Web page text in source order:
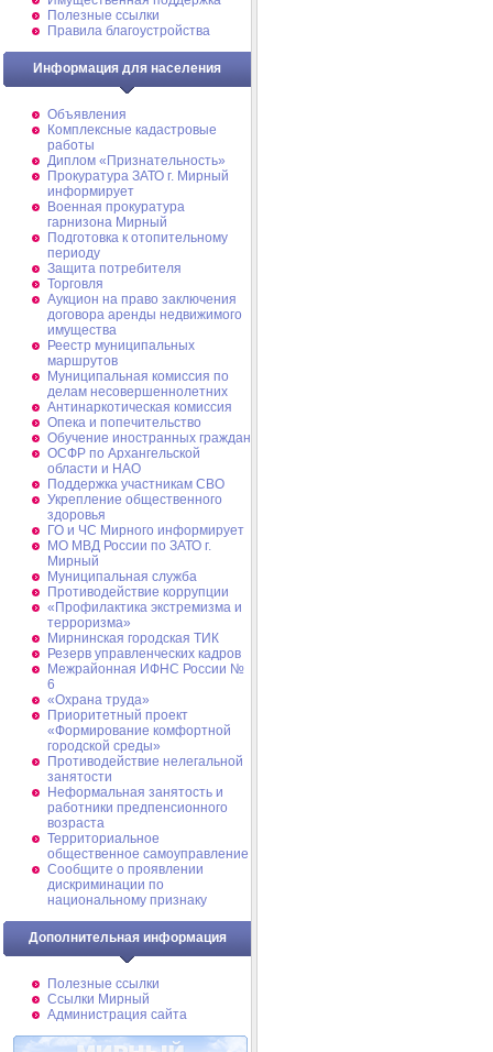
Полезные ссылки
Правила благоустройства
Информация для населения
Объявления
Комплексные кадастровые
работы
Диплом «Признательность»
Прокуратура ЗАТО г. Мирный
информирует
Военная прокуратура
гарнизона Мирный
Подготовка к отопительному
периоду
Защита потребителя
Торговля
Аукцион на право заключения
договора аренды недвижимого
имущества
Реестр муниципальных
маршрутов
Муниципальная комиссия по
делам несовершеннолетних
Антинаркотическая комиссия
Опека и попечительство
Обучение иностранных граждан
ОСФР по Архангельской
области и НАО
Поддержка участникам СВО
Укрепление общественного
здоровья
ГО и ЧС Мирного информирует
МО МВД России по ЗАТО г.
Мирный
Муниципальная cлужба
Противодействие коррупции
«Профилактика экстремизма и
терроризма»
Мирнинская городская ТИК
Резерв управленческих кадров
Межрайонная ИФНС России №
6
«Охрана труда»
Приоритетный проект
«Формирование комфортной
городской среды»
Противодействие нелегальной
занятости
Неформальная занятость и
работники предпенсионного
возраста
Территориальное
общественное самоуправление
Сообщите о проявлении
дискриминации по
национальному признаку
Дополнительная информация
Полезные ссылки
Ссылки Мирный
Администрация сайта